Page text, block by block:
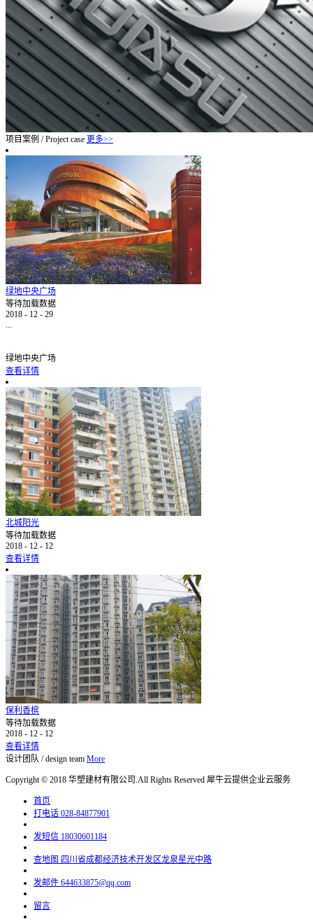
项目案例 / Project case 更多>>
绿地中央广场
等待加载数据
2018 - 12 - 29
...
绿地中央广场
查看详情
北城阳光
等待加载数据
2018 - 12 - 12
查看详情
保利香槟
等待加载数据
2018 - 12 - 12
查看详情
设计团队 / design team More
Copyright © 2018 华塑建材有限公司.All Rights Reserved 犀牛云提供企业云服务
首页
打电话 028-84877901
发短信 18030601184
查地图 四川省成都经济技术开发区龙泉星光中路
发邮件 644633875@qq.com
留言